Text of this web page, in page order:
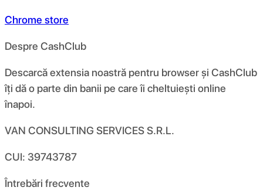
Chrome store
Despre CashClub
Descarcă extensia noastră pentru browser și CashClub
îți dă o parte din banii pe care îi cheltuiești online
înapoi.
VAN CONSULTING SERVICES S.R.L.
CUI: 39743787
Întrebări frecvente